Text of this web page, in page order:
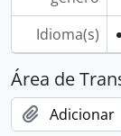
Idioma(s)
Área de
Adicionar